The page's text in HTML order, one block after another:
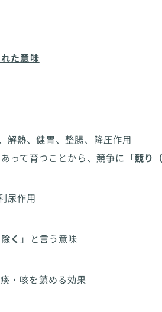
た意味
解熱、健胃、整腸、降圧作用
って育つことから、競争に「競り
尿作用
く 」と言う意味
・咳を鎮める効果